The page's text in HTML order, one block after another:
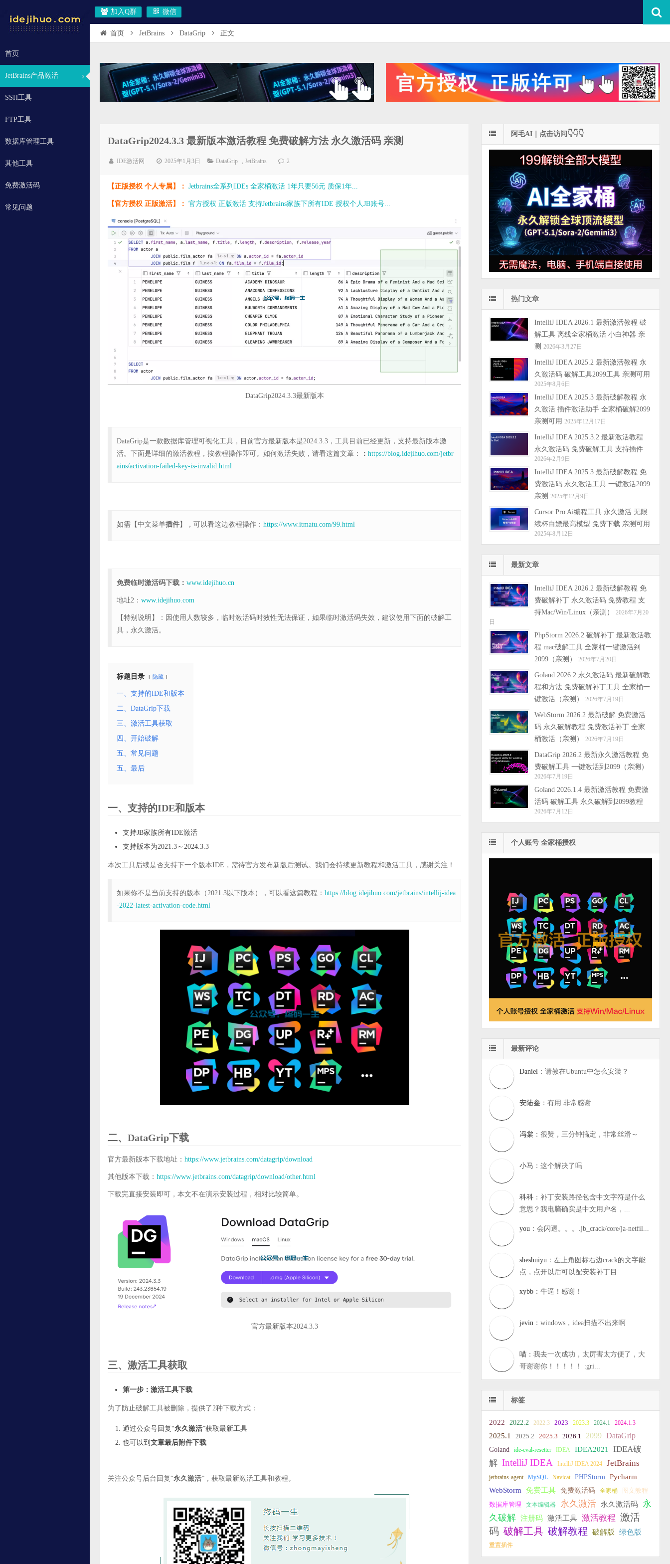
加入Q群 微信
首页
JetBrains产品激活
SSH工具
FTP工具
数据库管理工具
其他工具
免费激活码
常见问题
首页 JetBrains DataGrip 正文
DataGrip2024.3.3 最新版本激活教程 免费破解方法 永久激活码 亲测
IDE激活网 2025年1月3日 DataGrip ,JetBrains 2
【正版授权 个人专属】： Jetbrains全系列IDEs 全家桶激活 1年只要56元 质保1年...
【官方授权 正版激活】： 官方授权 正版激活 支持Jetbrains家族下所有IDE 授权个人JB账号...
DataGrip2024.3.3最新版本
DataGrip是一款数据库管理可视化工具，目前官方最新版本是2024.3.3，工具目前已经更新，支持最新版本激
活。下面是详细的激活教程，按教程操作即可。如何激活失败，请看这篇文章：
： https://blog.idejihuo.com/jetbr
ains/activation-failed-key-is-invalid.html
如需【中文菜单插件 】，可以看这边教程操作： https://www.itmatu.com/99.html
免费临时激活码下载： www.idejihuo.cn
地址2： www.idejihuo.com
【特别说明】：因使用人数较多，临时激活码时效性无法保证，如果临时激活码失效，建议使用下面的破解工
具，永久激活。
标题目录 隐藏
一、支持的IDE和版本
二、DataGrip下载
三、激活工具获取
四、开始破解
五、常见问题
五、最后
一、支持的IDE和版本
支持JB家族所有IDE激活
支持版本为2021.3～2024.3.3
本次工具后续是否支持下一个版本IDE，需待官方发布新版后测试。我们会持续更新教程和激活工具，感谢关注！
如果你不是当前支持的版本（2021.3以下版本），可以看这篇教程： https://blog.idejihuo.com/jetbrains/intellij-idea
-2022-latest-activation-code.html
二、DataGrip下载
官方最新版本下载地址： https://www.jetbrains.com/datagrip/download
其他版本下载： https://www.jetbrains.com/datagrip/download/other.html
下载完直接安装即可，本文不在演示安装过程，相对比较简单。
官方最新版本2024.3.3
三、激活工具获取
第一步：激活工具下载
为了防止破解工具被删除，提供了2种下载方式：
通过公众号回复“永久激活”获取最新工具
也可以到 文章最后附件下载
关注公众号后台回复“永久激活”，获取最新激活工具和教程。
阿毛AI｜点击访问👇👇👇
热门文章
IntelliJ IDEA 2026.1 最新激活教程 破
解工具 离线全家桶激活 小白神器 亲
测 2026年3月27日
IntelliJ IDEA 2025.2 最新激活教程 永
久激活码 破解工具2099工具 亲测可用
2025年8月6日
IntelliJ IDEA 2025.3 最新破解教程 永
久激活 插件激活助手 全家桶破解2099
亲测可用 2025年12月17日
IntelliJ IDEA 2025.3.2 最新激活教程
永久激活码 免费破解工具 支持插件
2026年2月9日
IntelliJ IDEA 2025.3 最新破解教程 免
费激活码 永久激活工具 一键激活2099
亲测 2025年12月9日
Cursor Pro Ai编程工具 永久激活 无限
续杯白嫖最高模型 免费下载 亲测可用
2025年8月12日
最新文章
IntelliJ IDEA 2026.2 最新破解教程 免
费破解补丁 永久激活码 免费教程 支
持Mac/Win/Linux（亲测）
2026年7月20
日
PhpStorm 2026.2 破解补丁 最新激活教
程 mac破解工具 全家桶一键激活到
2099（亲测）
2026年7月20日
Goland 2026.2 永久激活码 最新破解教
程和方法 免费破解补丁工具 全家桶一
键激活（亲测）
2026年7月19日
WebStorm 2026.2 最新破解 免费激活
码 永久破解教程 免费激活补丁 全家
桶激活（亲测）
2026年7月19日
DataGrip 2026.2 最新永久激活教程 免
费破解工具 一键激活到2099（亲测）
2026年7月19日
Goland 2026.1.4 最新激活教程 免费激
活码 破解工具 永久破解到2099教程
2026年7月12日
个人账号 全家桶授权
最新评论
Daniel ：请教在Ubuntu中怎么安装？
安陆叁 ：有用 非常感谢
冯棠 ：很赞，三分钟搞定，非常丝滑～
小马 ：这个解决了吗
科科 ：补丁安装路径包含中文字符是什么
意思？我电脑确实是中文用户名，...
you ：会闪退。。。.jb_crack/core/ja-netfil...
sheshuiyu ：左上角图标右边crack的文字能
点，点开以后可以配安装补丁目...
xybb ：牛逼！感谢！
jevin ：windows，idea扫描不出来啊
喵 ：我去一次成功，太厉害太方便了，大
哥谢谢你！！！！！ :gri...
标签
2022 2022.2 2022.3 2023 2023.3 2024.1 2024.1.3
2025.1 2025.2 2025.3 2026.1 2099 DataGrip
Goland ide-eval-resetter IDEA IDEA2021
IDEA破
解 IntelliJ IDEA IntelliJ IDEA 2024 JetBrains
jetbrains-agent MySQL Navicat PHPStorm Pycharm
WebStorm 免费工具 免费激活码 全家桶 图文教程
数据库管理 文本编辑器 永久激活 永久激活码
永
久破解 注册码 激活工具 激活教程 激活
码 破解工具 破解教程 破解版 绿色版
重置插件